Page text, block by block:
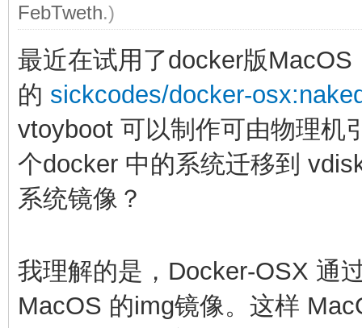
FebTweth.)
最近在试用了docker版MacOS
的 sickcodes/docker-
vtoyboot 可以制作可由物理机
个docker 中的系统迁移到
系统镜像？
我理解的是，Docker-OSX 通
MacOS 的img镜像。这样